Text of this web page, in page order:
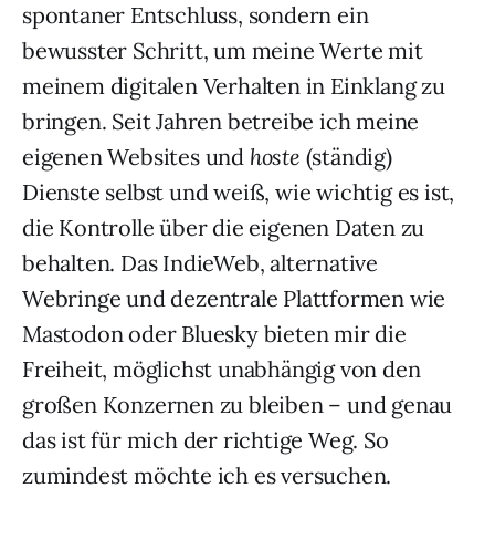
spontaner Entschluss, sondern ein
bewusster Schritt, um meine Werte mit
meinem digitalen Verhalten in Einklang zu
bringen. Seit Jahren betreibe ich meine
eigenen Websites und hoste (ständig)
Dienste selbst und weiß, wie wichtig es ist,
die Kontrolle über die eigenen Daten zu
behalten. Das IndieWeb, alternative
Webringe und dezentrale Plattformen wie
Mastodon oder Bluesky bieten mir die
Freiheit, möglichst unabhängig von den
großen Konzernen zu bleiben – und genau
das ist für mich der richtige Weg. So
zumindest möchte ich es versuchen.